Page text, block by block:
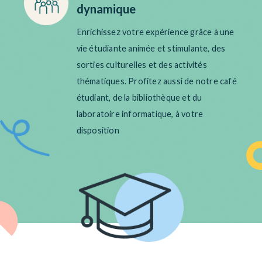
dynamique
Enrichissez votre expérience grâce à une
vie étudiante animée et stimulante, des
sorties culturelles et des activités
thématiques. Profitez aussi de notre café
étudiant, de la bibliothèque et du
laboratoire informatique, à votre
disposition